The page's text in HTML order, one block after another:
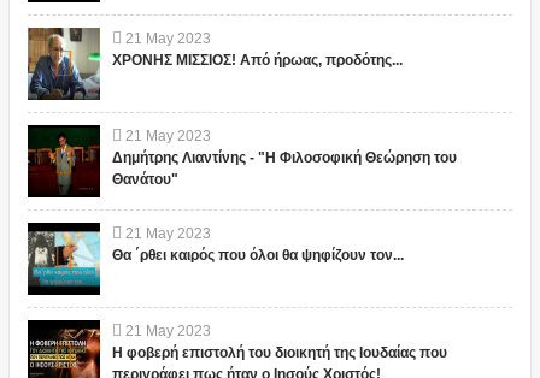
21 May 2023
ΧΡΟΝΗΣ ΜΙΣΣΙΟΣ! Από ήρωας, προδότης...
21 May 2023
Δημήτρης Λιαντίνης - "Η Φιλοσοφική Θεώρηση του
Θανάτου"
21 May 2023
Θα ΄ρθει καιρός που όλοι θα ψηφίζουν τον...
21 May 2023
Η φοβερή επιστολή του διοικητή της Ιουδαίας που
περιγράφει πως ήταν ο Ιησούς Χριστός!